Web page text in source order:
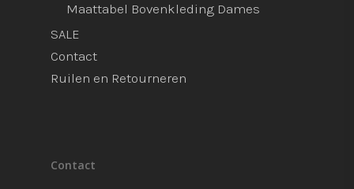
Maattabel Bovenkleding Dames
SALE
Contact
Ruilen en Retourneren
Contact